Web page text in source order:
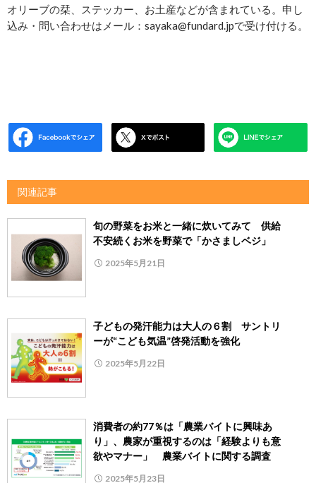
オリーブの栞、ステッカー、お土産などが含まれている。申し
込み・問い合わせはメール：sayaka@fundard.jpで受け付ける。
関連記事
旬の野菜をお米と一緒に炊いてみて 供給
不安続くお米を野菜で「かさましベジ」
2025年5月21日
子どもの発汗能力は大人の６割 サントリ
ーが“こども気温”啓発活動を強化
2025年5月22日
消費者の約77％は「農業バイトに興味あ
り」、農家が重視するのは「経験よりも意
欲やマナー」 農業バイトに関する調査
2025年5月23日